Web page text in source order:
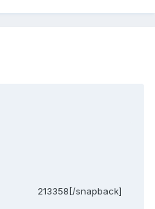
213358[/snapback]